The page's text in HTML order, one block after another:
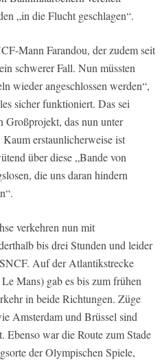
„in die Flucht geschlagen“.
Mann Farandou, der zudem seit
schwerer Fall. Nun müssten
wieder angeschlossen werden“,
sicher funktioniert. Das sei
Großprojekt, das nun unter
erstaunlicherweise ist
über diese „Bande von
die uns daran hindern
verkehren nun mit
bis drei Stunden und leider
Auf der Atlantikstrecke
Mans) gab es bis zum frühen
in beide Richtungen. Züge
Amsterdam und Brüssel sind
war die Route zum Stade
der Olympischen Spiele,